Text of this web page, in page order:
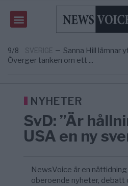
9/8 ECONOMY
What is P2B
differ from P2P?
OPINION
Daniel
9/8 SVERIGE — Sanna Hill lämnar
Överger tanken om ett ...
ECONOMY — What is P2B
23:16 OPINION — Daniel
Sverige
NYHETER
SvD: ”Är
USA en ny
NewsVoice är en
oberoende nyheter, debatt